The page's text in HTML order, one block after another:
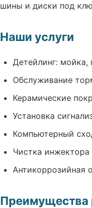
шины и диски под
Наши услуги
Детейлинг: мойка,
Обслуживание
Керамические
Установка
Компьютерный
Чистка
Антикоррозийная
Преимущества